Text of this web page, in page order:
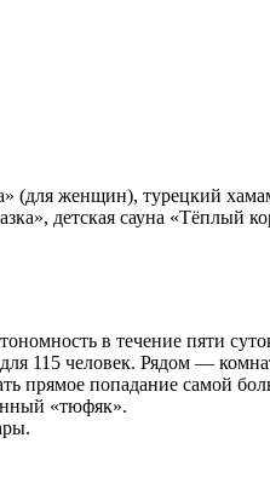
(для женщин), турецкий
детская сауна «Тёплый
в течение пяти
115 человек. Рядом —
прямое попадание самой
«тюфяк».